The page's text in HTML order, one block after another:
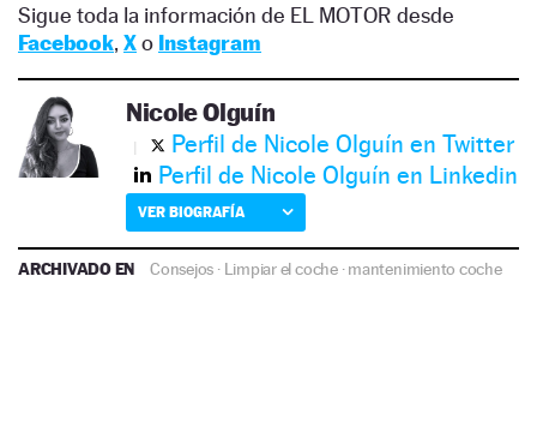
Sigue toda la información de EL MOTOR desde
Facebook, Xo Instagram
Nicole Olguín
Perfil de Nicole Olguín en Twitter
Perfil de Nicole Olguín en Linkedin
VER BIOGRAFÍA
ARCHIVADO EN Consejos · Limpiar el coche·mantenimiento coche